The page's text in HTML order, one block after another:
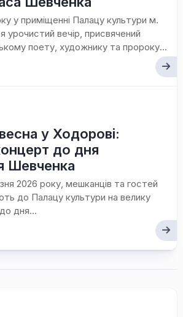
у приміщенні Палацу культури м.
урочистий вечір, присвячений
поету, художнику та пророку...
у Ходорові:
до дня
Шевченка
2026 року, мешканців та гостей
до Палацу культури на велику
дня...